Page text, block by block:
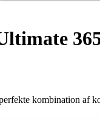
kombination af